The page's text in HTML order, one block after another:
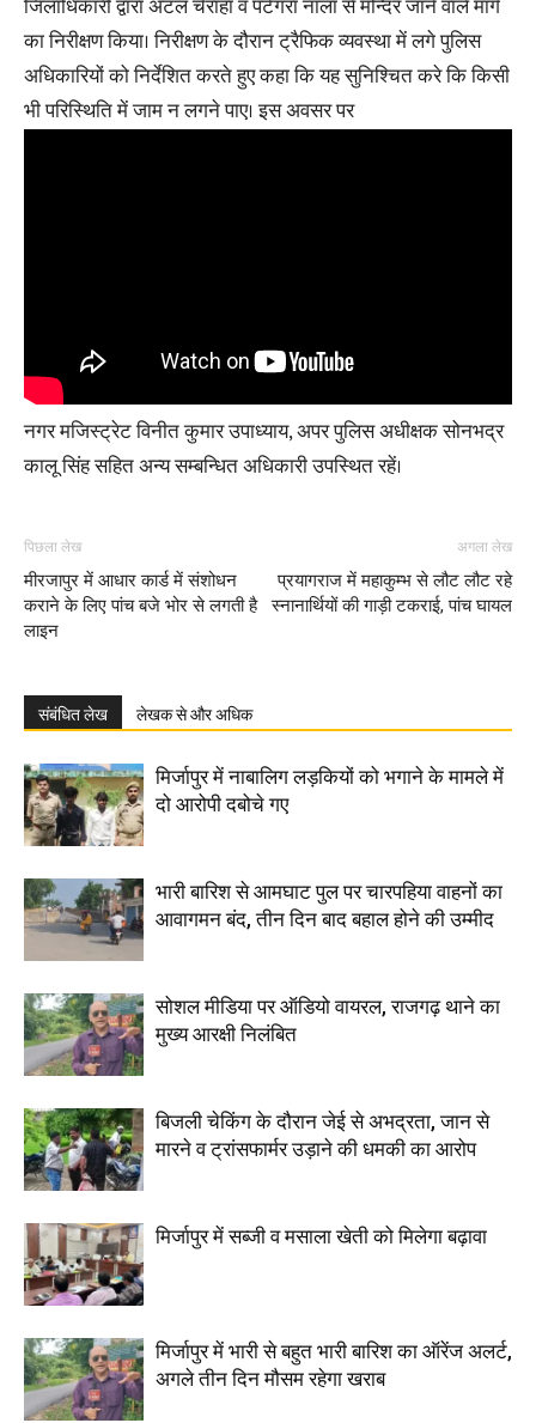
जिलाधिकारी द्वारा अटल चैराहा व पटेंगरा नाला से मन्दिर जाने वाले मार्ग
का निरीक्षण किया। निरीक्षण के दौरान ट्रैफिक व्यवस्था में लगे पुलिस
अधिकारियों को निर्देशित करते हुए कहा कि यह सुनिश्चित करे कि किसी
भी परिस्थिति में जाम न लगने पाए। इस अवसर पर
नगर मजिस्ट्रेट विनीत कुमार उपाध्याय, अपर पुलिस अधीक्षक सोनभद्र
कालू सिंह सहित अन्य सम्बन्धित अधिकारी उपस्थित रहें।
पिछला लेख
मीरजापुर में आधार कार्ड में संशोधन
कराने के लिए पांच बजे भोर से लगती है
लाइन
अगला लेख
प्रयागराज में महाकुम्भ से लौट लौट रहे
स्नानार्थियों की गाड़ी टकराई, पांच घायल
संबंधित लेख लेखक से और अधिक
मिर्जापुर में नाबालिग लड़कियों को भगाने के मामले में
दो आरोपी दबोचे गए
भारी बारिश से आमघाट पुल पर चारपहिया वाहनों का
आवागमन बंद, तीन दिन बाद बहाल होने की उम्मीद
सोशल मीडिया पर ऑडियो वायरल, राजगढ़ थाने का
मुख्य आरक्षी निलंबित
बिजली चेकिंग के दौरान जेई से अभद्रता, जान से
मारने व ट्रांसफार्मर उड़ाने की धमकी का आरोप
मिर्जापुर में सब्जी व मसाला खेती को मिलेगा बढ़ावा
मिर्जापुर में भारी से बहुत भारी बारिश का ऑरेंज अलर्ट,
अगले तीन दिन मौसम रहेगा खराब